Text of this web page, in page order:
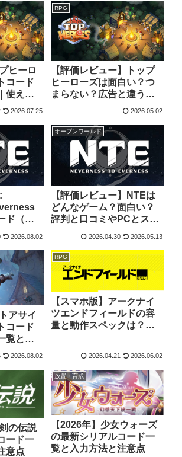
ヒーロ
コード
使えな
トまと
2026.07.25
RPG
【評価レビュー】トップ
ヒーローズは面白い？つ
まらない？広告と違うの
か評判・口コミを解説
2026.05.02
ド（交
2026.08.02
オープンワールド
【評価レビュー】NTEは
どんなゲーム？面白い？
評判と口コミやPCとスマ
2026.04.30 2026.05.13
アサイ
コード
覧と入
2026.08.02
RPG
【スマホ版】アークナイ
ツエンドフィールドの容
量と動作スペックは？｜
2026.04.21 2026.06.02
の伝説
ード一
意点
放置・育成
【2026年】少女ウォーズ
の最新シリアルコード一
覧と入力方法と注意点